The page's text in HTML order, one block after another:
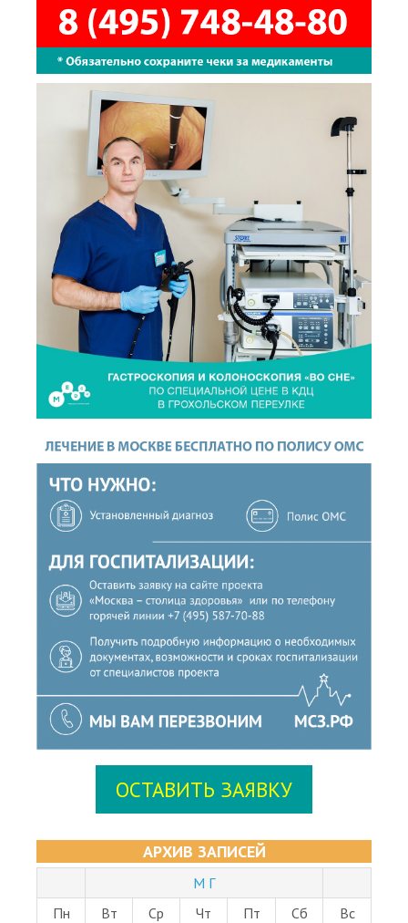
ОСТАВИТЬ ЗАЯВКУ
АРХИВ ЗАПИСЕЙ
М Г
Пн
Вт Ср Чт Пт Сб
Вс